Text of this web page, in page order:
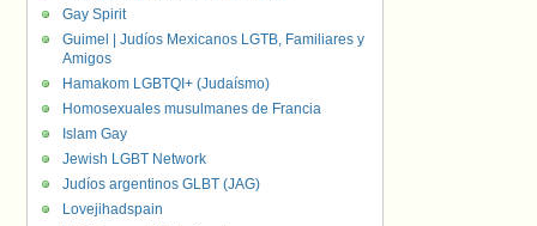
Gay Spirit
Guimel | Judíos Mexicanos LGTB, Familiares y
Amigos
Hamakom LGBTQI+ (Judaísmo)
Homosexuales musulmanes de Francia
Islam Gay
Jewish LGBT Network
Judíos argentinos GLBT (JAG)
Lovejihadspain